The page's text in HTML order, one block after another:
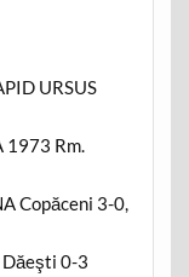
URSUS
1973 Rm.
Copăceni 3-0,
Dăeşti 0-3